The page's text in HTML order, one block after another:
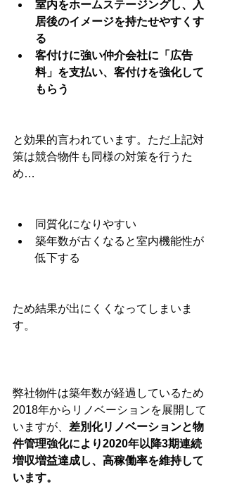
室内をホームステージングし、入
居後のイメージを持たせやすくす
る
客付けに強い仲介会社に「広告
料」を支払い、客付けを強化して
もらう
と効果的言われています。ただ上記対
策は競合物件も同様の対策を行うた
め…
同質化になりやすい
築年数が古くなると室内機能性が
低下する
ため結果が出にくくなってしまいま
す。
弊社物件は築年数が経過しているため
2018年からリノベーションを展開して
いますが、 差別化リノベーションと物
件管理強化により2020年以降3期連続
増収増益達成し、高稼働率を維持して
います。